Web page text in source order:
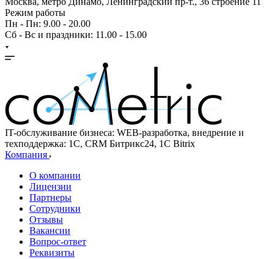
Режим работы
Пн - Пн: 9.00 - 20.00
Сб - Вс и праздники: 11.00 - 15.00
IT-обслуживание бизнеса: WEB-разработка, внедрение и
техподдержка: 1С, CRM Битрикс24, 1С Bitrix
Компания
О компании
Лицензии
Партнеры
Сотрудники
Отзывы
Вакансии
Вопрос-ответ
Реквизиты